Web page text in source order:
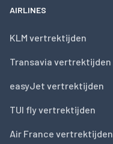
AIRLINES
KLM vertrektijden
Transavia vertrektijden
easyJet vertrektijden
TUI fly vertrektijden
Air France vertrektijden